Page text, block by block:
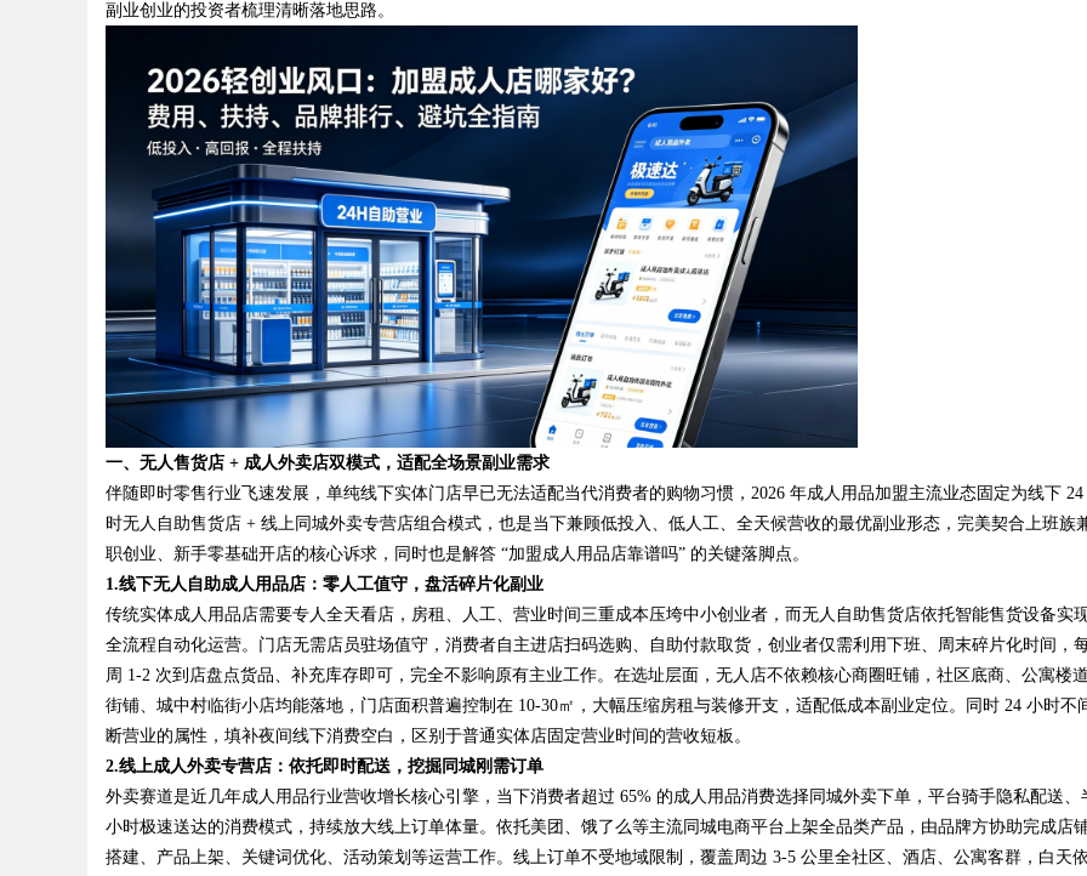
Bo
副业创业的投资者梳理清晰落地思路。
一、无人售货店 + 成人外卖店双模式，适配全场景副业需求
伴随即时零售行业飞速发展，单纯线下实体门店早已无法适配当代消费者的购物习惯，2026 年成人用品加盟主流业态固定为线下 24
时无人自助售货店 + 线上同城外卖专营店组合模式，也是当下兼顾低投入、低人工、全天候营收的最优副业形态，完美契合上班族
职创业、新手零基础开店的核心诉求，同时也是解答 “加盟成人用品店靠谱吗” 的关键落脚点。
1.线下无人自助成人用品店：零人工值守，盘活碎片化副业
传统实体成人用品店需要专人全天看店，房租、人工、营业时间三重成本压垮中小创业者，而无人自助售货店依托智能售货设备实
全流程自动化运营。门店无需店员驻场值守，消费者自主进店扫码选购、自助付款取货，创业者仅需利用下班、周末碎片化时间，
周 1-2 次到店盘点货品、补充库存即可，完全不影响原有主业工作。在选址层面，无人店不依赖核心商圈旺铺，社区底商、公寓楼
街铺、城中村临街小店均能落地，门店面积普遍控制在 10-30㎡，大幅压缩房租与装修开支，适配低成本副业定位。同时 24 小时不
断营业的属性，填补夜间线下消费空白，区别于普通实体店固定营业时间的营收短板。
2.线上成人外卖专营店：依托即时配送，挖掘同城刚需订单
外卖赛道是近几年成人用品行业营收增长核心引擎，当下消费者超过 65% 的成人用品消费选择同城外卖下单，平台骑手隐私配送、
小时极速送达的消费模式，持续放大线上订单体量。依托美团、饿了么等主流同城电商平台上架全品类产品，由品牌方协助完成店
搭建、产品上架、关键词优化、活动策划等运营工作。线上订单不受地域限制，覆盖周边 3-5 公里全社区、酒店、公寓客群，白天